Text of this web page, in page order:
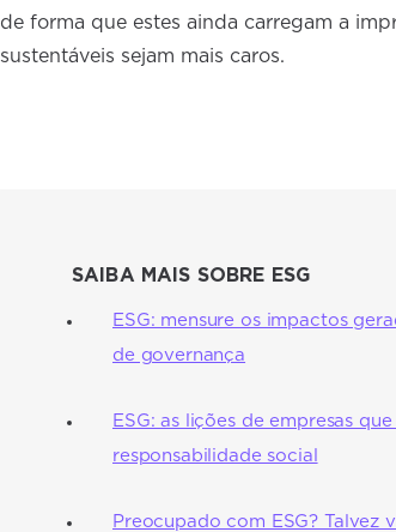
de forma que estes ainda carregam a
sustentáveis sejam mais caros.
SAIBA MAIS SOBRE ESG
ESG: mensure os impactos
de governança
ESG: as lições de empresas
responsabilidade social
Preocupado com ESG? Talvez